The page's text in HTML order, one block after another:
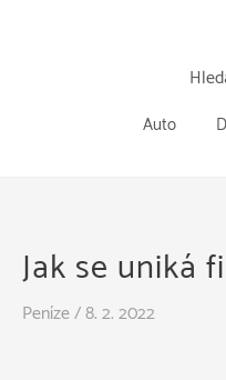
Auto
Jak se uniká
Peníze/8. 2. 2022